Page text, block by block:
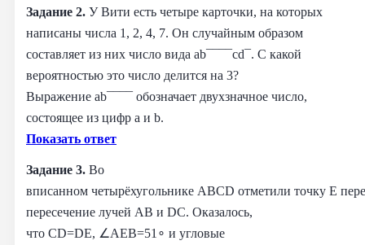
Задание 2. У Вити есть четыре карточки, на которых
написаны числа 1, 2, 4, 7. Он случайным образом
составляет из них число вида ab¯¯¯¯cd¯. С какой
вероятностью это число делится на 3?
Выражение ab¯¯¯¯ обозначает двухзначное число,
состоящее из цифр a и b.
Показать ответ
Задание 3. Во
вписанном четырёхугольнике ABCD отметили точку E
пересечение лучей AB и DC. Оказалось,
что CD=DE, ∠AEB=51∘ и угловые